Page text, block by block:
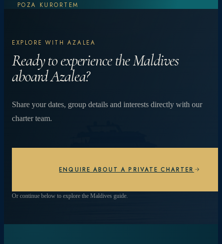
POZA KURORTEM
Odkryj więcej.
Doświadcz więcej.
Od tętniących życiem raf koralowych i spotkań z
EXPLORE WITH AZALEA
Ready to experience the Maldives
aboard Azalea?
Share your dates, group details and interests directly with our
charter team.
ENQUIRE ABOUT A PRIVATE CHARTER
Or continue below to explore the Maldives guide.